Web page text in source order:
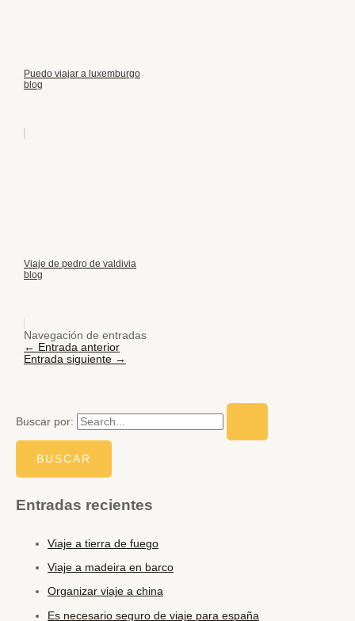
Puedo viajar a luxemburgo
blog
Viaje de pedro de valdivia
blog
Navegación de entradas
← Entrada anterior
Entrada siguiente →
Buscar por:
Entradas recientes
Viaje a tierra de fuego
Viaje a madeira en barco
Organizar viaje a china
Es necesario seguro de viaje para españa